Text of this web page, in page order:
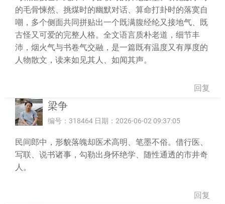
的毛骨悚然、挑煤时的幽默对话、算命打卦时的落寞自
嘲，多个侧面共同拼贴出一个既满腹经纶又接地气、既
古怪又可爱的完整人格。全文语言质朴老道，细节丰
沛，烟火气与书卷气交融，是一篇既有温度又有厚度的
人物散文，读来如见其人、如闻其声。
回复
梁争
编号：318464 日期：2026-06-02 09:37:05
民间郎中，形貌落魄却医术高明、笔墨不俗。借行医、
写联、说书诸事，勾勒出身怀绝学、随性通透的市井奇
人。
回复